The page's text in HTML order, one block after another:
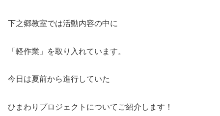
下之郷教室では活動内容の中に
「軽作業」を取り入れています。
今日は夏前から進行していた
ひまわりプロジェクトについてご紹介します！